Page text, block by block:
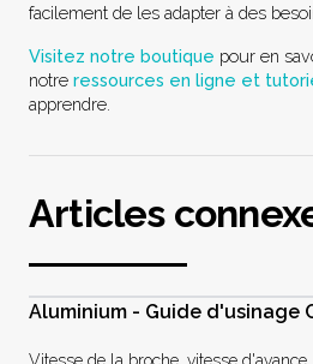
facilement de les adapter à des
Visitez notre boutique pour en
notre ressources en ligne et
apprendre.
Articles
Aluminium - Guide d'usinage